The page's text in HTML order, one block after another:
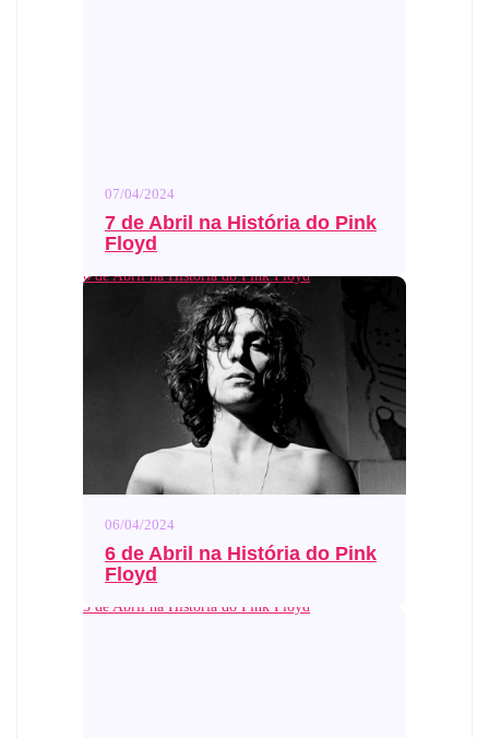
07/04/2024
7 de Abril na História do Pink
Floyd
6 de Abril na História do Pink Floyd
06/04/2024
6 de Abril na História do Pink
Floyd
5 de Abril na História do Pink Floyd